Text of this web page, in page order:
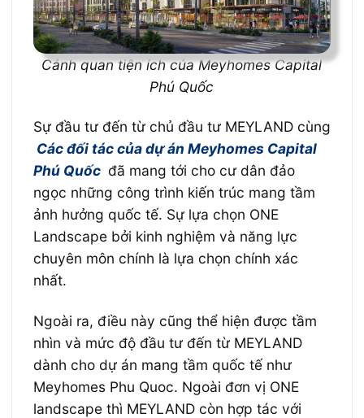
Cảnh quan tiện ích của Meyhomes Capital
Phú Quốc
Sự đầu tư đến từ chủ đầu tư MEYLAND cùng
Các đối tác của dự án Meyhomes Capital
Phú Quốc đã mang tới cho cư dân đảo
ngọc những công trình kiến trúc mang tầm
ảnh hưởng quốc tế. Sự lựa chọn ONE
Landscape bởi kinh nghiệm và năng lực
chuyên môn chính là lựa chọn chính xác
nhất.
Ngoài ra, điều này cũng thể hiện được tầm
nhìn và mức độ đầu tư đến từ MEYLAND
dành cho dự án mang tầm quốc tế như
Meyhomes Phu Quoc. Ngoài đơn vị ONE
landscape thì MEYLAND còn hợp tác với